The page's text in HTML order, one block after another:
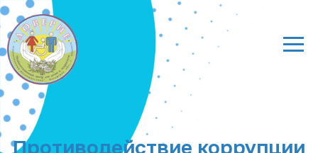
Противодействие коррупции